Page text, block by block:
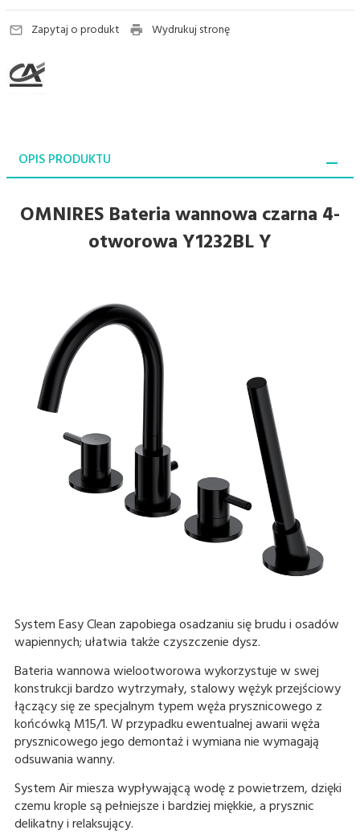
Zapytaj o produkt Wydrukuj stronę
OPIS PRODUKTU
OMNIRES Bateria wannowa czarna 4-
otworowa Y1232BL Y
System Easy Clean zapobiega osadzaniu się brudu i osadów
wapiennych; ułatwia także czyszczenie dysz.
Bateria wannowa wielootworowa wykorzystuje w swej
konstrukcji bardzo wytrzymały, stalowy wężyk przejściowy
łączący się ze specjalnym typem węża prysznicowego z
końcówką M15/1. W przypadku ewentualnej awarii węża
prysznicowego jego demontaż i wymiana nie wymagają
odsuwania wanny.
System Air miesza wypływającą wodę z powietrzem, dzięki
czemu krople są pełniejsze i bardziej miękkie, a prysznic
delikatny i relaksujący.